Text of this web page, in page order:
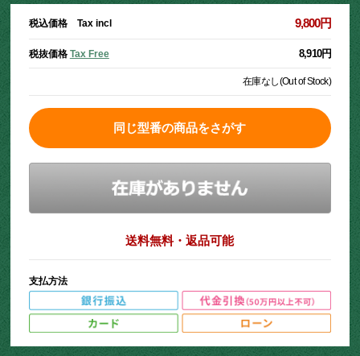
税込価格 Tax incl 9,800円
税抜価格 Tax Free 8,910円
在庫なし(Out of Stock)
同じ型番の商品をさがす
送料無料・返品可能
支払方法